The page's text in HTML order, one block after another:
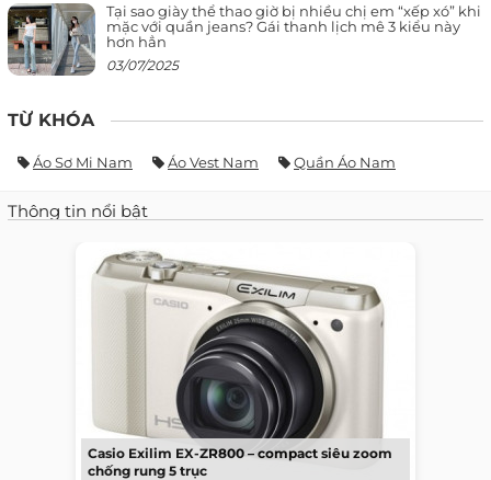
Tại sao giày thể thao giờ bị nhiều chị em “xếp xó” khi
mặc với quần jeans? Gái thanh lịch mê 3 kiểu này
hơn hẳn
03/07/2025
TỪ KHÓA
Áo Sơ Mi Nam Áo Vest Nam Quần Áo Nam
Thông tin nổi bật
Casio Exilim EX-ZR800 – compact siêu zoom
chống rung 5 trục